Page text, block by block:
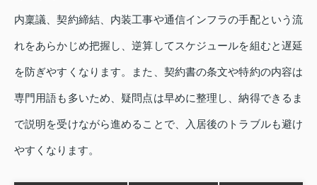
内稟議、契約締結、内装工事や通信インフラの手配という流
れをあらかじめ把握し、逆算してスケジュールを組むと遅延
を防ぎやすくなります。また、契約書の条文や特約の内容は
専門用語も多いため、疑問点は早めに整理し、納得できるま
で説明を受けながら進めることで、入居後のトラブルも避け
やすくなります。